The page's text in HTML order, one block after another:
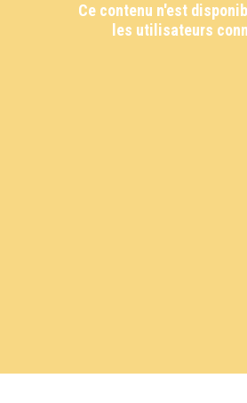
Ce contenu n'est
les utilisateurs